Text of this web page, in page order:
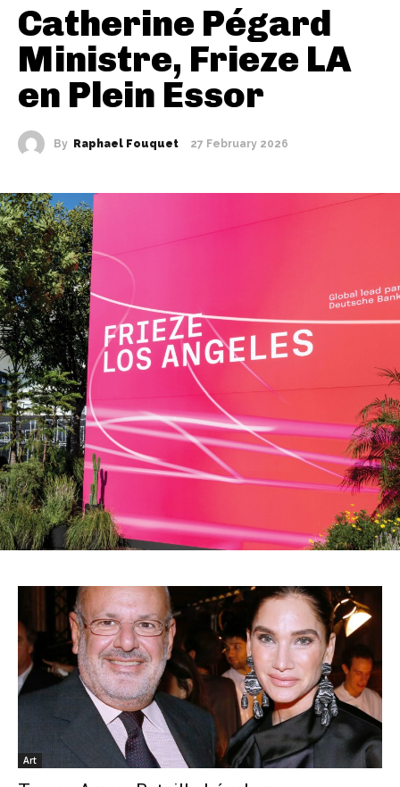
Catherine Pégard
Ministre, Frieze LA
en Plein Essor
By Raphael Fouquet 27 February 2026
Art